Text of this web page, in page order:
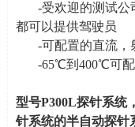
-受欢迎的测试公
都可以提供驾驶员
-可配置的直流，
-65℃到 400℃可
型号P300L探针系统，
针系统的半自动探针